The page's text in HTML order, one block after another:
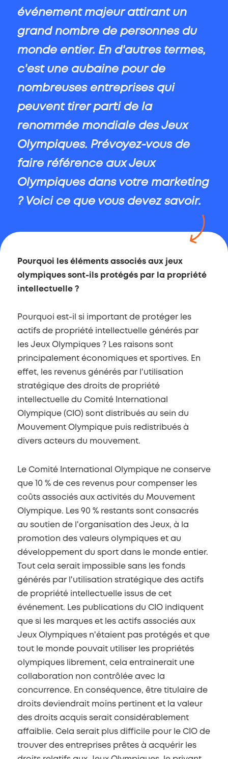
événement majeur attirant un
grand nombre de personnes du
monde entier. En d'autres termes,
c'est une aubaine pour de
nombreuses entreprises qui
peuvent tirer parti de la
renommée mondiale des Jeux
Olympiques. Prévoyez-vous de
faire référence aux Jeux
Olympiques dans votre marketing
? Voici ce que vous devez savoir.
Pourquoi les éléments associés aux jeux
olympiques sont-ils protégés par la propriété
intellectuelle ?
Pourquoi est-il si important de protéger les
actifs de propriété intellectuelle générés par
les Jeux Olympiques ? Les raisons sont
principalement économiques et sportives. En
effet, les revenus générés par l'utilisation
stratégique des droits de propriété
intellectuelle du Comité International
Olympique (CIO) sont distribués au sein du
Mouvement Olympique puis redistribués à
divers acteurs du mouvement.
Le Comité International Olympique ne conserve
que 10 % de ces revenus pour compenser les
coûts associés aux activités du Mouvement
Olympique. Les 90 % restants sont consacrés
au soutien de l'organisation des Jeux, à la
promotion des valeurs olympiques et au
développement du sport dans le monde entier.
Tout cela serait impossible sans les fonds
générés par l'utilisation stratégique des actifs
de propriété intellectuelle issus de cet
événement. Les publications du CIO indiquent
que si les marques et les actifs associés aux
Jeux Olympiques n'étaient pas protégés et que
tout le monde pouvait utiliser les propriétés
olympiques librement, cela entrainerait une
collaboration non contrôlée avec la
concurrence. En conséquence, être titulaire de
droits deviendrait moins pertinent et la valeur
des droits acquis serait considérablement
affaiblie. Cela serait plus difficile pour le CIO de
trouver des entreprises prêtes à acquérir les